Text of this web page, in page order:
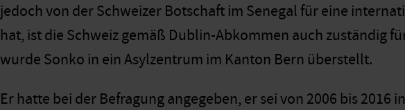
jedoch von der Schweizer Botschaft im Senegal für eine
hat, ist die Schweiz gemäß Dublin-Abkommen auch zuständig
wurde Sonko in ein Asylzentrum im Kanton Bern überstellt.
Er hatte bei der Befragung angegeben, er sei von 2006 bis